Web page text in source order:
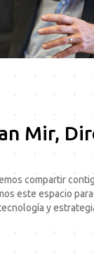
Mir,
compartir
este espacio
y